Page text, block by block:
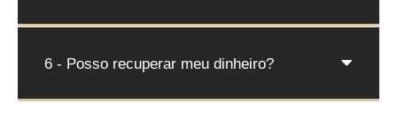
6 - Posso recuperar meu dinheiro?